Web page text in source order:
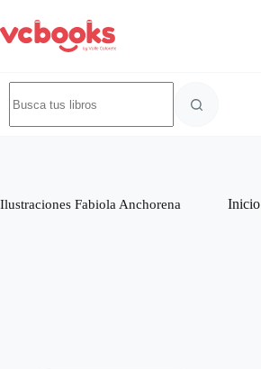
Ilustraciones Fabiola Anchorena Inicio